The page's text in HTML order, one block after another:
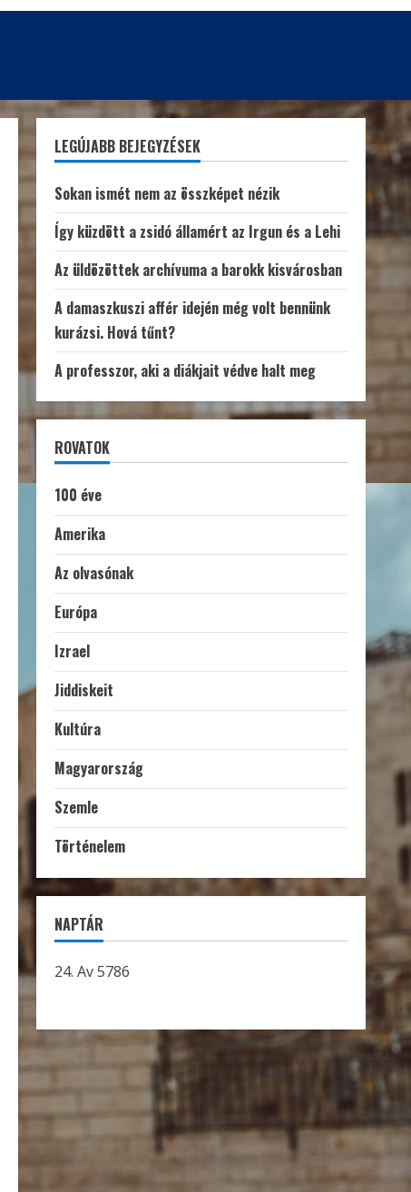
LEGÚJABB BEJEGYZÉSEK
Sokan ismét nem az összképet nézik
Így küzdött a zsidó államért az Irgun és a Lehi
Az üldözöttek archívuma a barokk kisvárosban
A damaszkuszi affér idején még volt bennünk
kurázsi. Hová tűnt?
A professzor, aki a diákjait védve halt meg
ROVATOK
100 éve
Amerika
Az olvasónak
Európa
Izrael
Jiddiskeit
Kultúra
Magyarország
Szemle
Történelem
NAPTÁR
24. Av 5786